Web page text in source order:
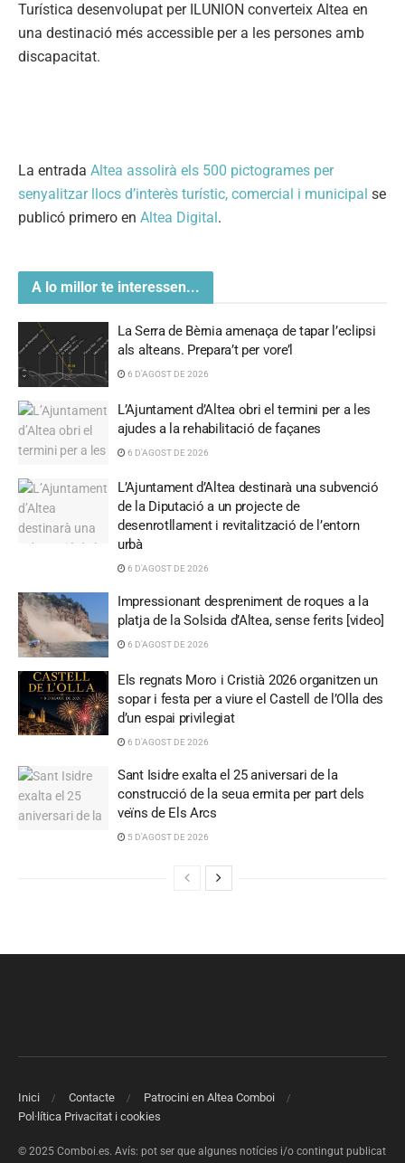
Turística desenvolupat per ILUNION converteix Altea en
una destinació més accessible per a les persones amb
discapacitat.
La entrada Altea assolirà els 500 pictogrames per
senyalitzar llocs d’interès turístic, comercial i municipal se
publicó primero en Altea Digital.
A lo millor te interessen...
La Serra de Bèrnia amenaça de tapar l’eclipsi
als alteans. Prepara’t per vore’l
6 D'AGOST DE 2026
L’Ajuntament d’Altea obri el termini per a les
ajudes a la rehabilitació de façanes
6 D'AGOST DE 2026
L’Ajuntament d’Altea destinarà una subvenció
de la Diputació a un projecte de
desenrotllament i revitalització de l’entorn
urbà
6 D'AGOST DE 2026
Impressionant despreniment de roques a la
platja de la Solsida d’Altea, sense ferits [video]
6 D'AGOST DE 2026
Els regnats Moro i Cristià 2026 organitzen un
sopar i festa per a viure el Castell de l’Olla des
d’un espai privilegiat
6 D'AGOST DE 2026
Sant Isidre exalta el 25 aniversari de la
construcció de la seua ermita per part dels
veïns de Els Arcs
5 D'AGOST DE 2026
Inici Contacte
Patrocini en Altea Comboi
Pol·lítica Privacitat i cookies
© 2025 Comboi.es. Avís: pot ser que algunes notícies i/o contingut publicat